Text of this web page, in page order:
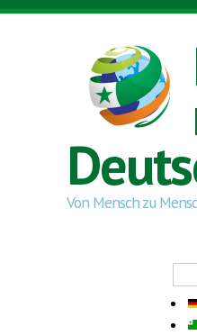
Direkt zum Inhalt
Von Mensch zu